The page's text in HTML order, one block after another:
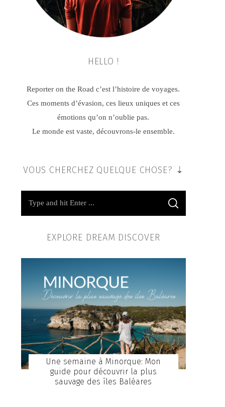
HELLO !
Reporter on the Road c’est l’histoire de voyages.
Ces moments d’évasion, ces lieux uniques et ces
émotions qu’on n’oublie pas.
Le monde est vaste, découvrons-le ensemble.
VOUS CHERCHEZ QUELQUE CHOSE? ⇣
EXPLORE DREAM DISCOVER
Une semaine à Minorque: Mon
guide pour découvrir la plus
sauvage des îles Baléares